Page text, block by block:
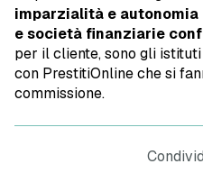
imparzialità e
e società finanziarie
per il cliente, sono gli
con PrestitiOnline che si
commissione.